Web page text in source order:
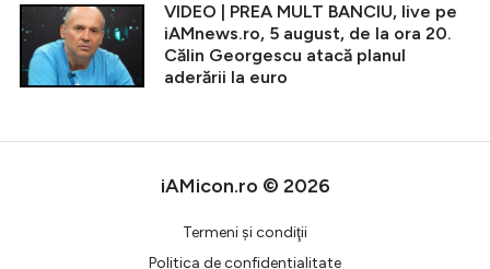
VIDEO | PREA MULT BANCIU, live pe
iAMnews.ro, 5 august, de la ora 20.
Călin Georgescu atacă planul
aderării la euro
iAMicon.ro © 2026
Termeni şi condiţii
Politica de confidentialitate